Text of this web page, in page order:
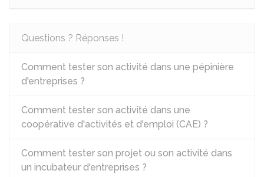
Questions ? Réponses !
Comment tester son activité dans une pépinière
d'entreprises ?
Comment tester son activité dans une
coopérative d'activités et d'emploi (CAE) ?
Comment tester son projet ou son activité dans
un incubateur d'entreprises ?